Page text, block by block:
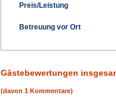
Preis/Leistung
Betreuung vor Ort
Gästebewertungen
(davon 1 Kommentare)